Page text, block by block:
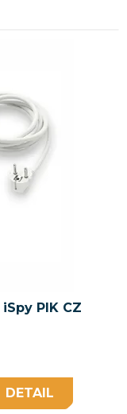
PIK CZ
DETAIL